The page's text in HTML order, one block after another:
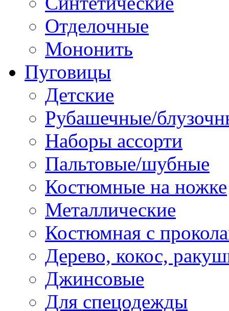
Отделочные
Мононить
Пуговицы
Детские
Рубашечные/
Наборы ассорти
Пальтовые/шубные
Костюмные на ножке
Металлические
Костюмная с
Дерево, кокос,
Джинсовые
Для спецодежды